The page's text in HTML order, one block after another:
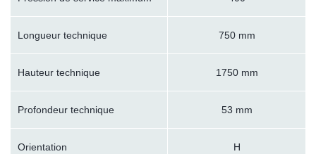
Longueur technique 750 mm
Hauteur technique 1750 mm
Profondeur technique 53 mm
Orientation H